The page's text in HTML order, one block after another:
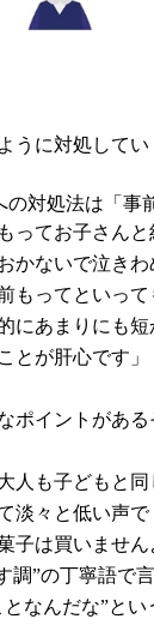
うに対処してい
対処法は「事
ってお子さん
かないで泣き
もってといっ
にあまりにも
とが肝心です
ポイントがある
人も子どもと
淡々と低い声
子は買いませ
調”の丁寧語で
なんだな”と